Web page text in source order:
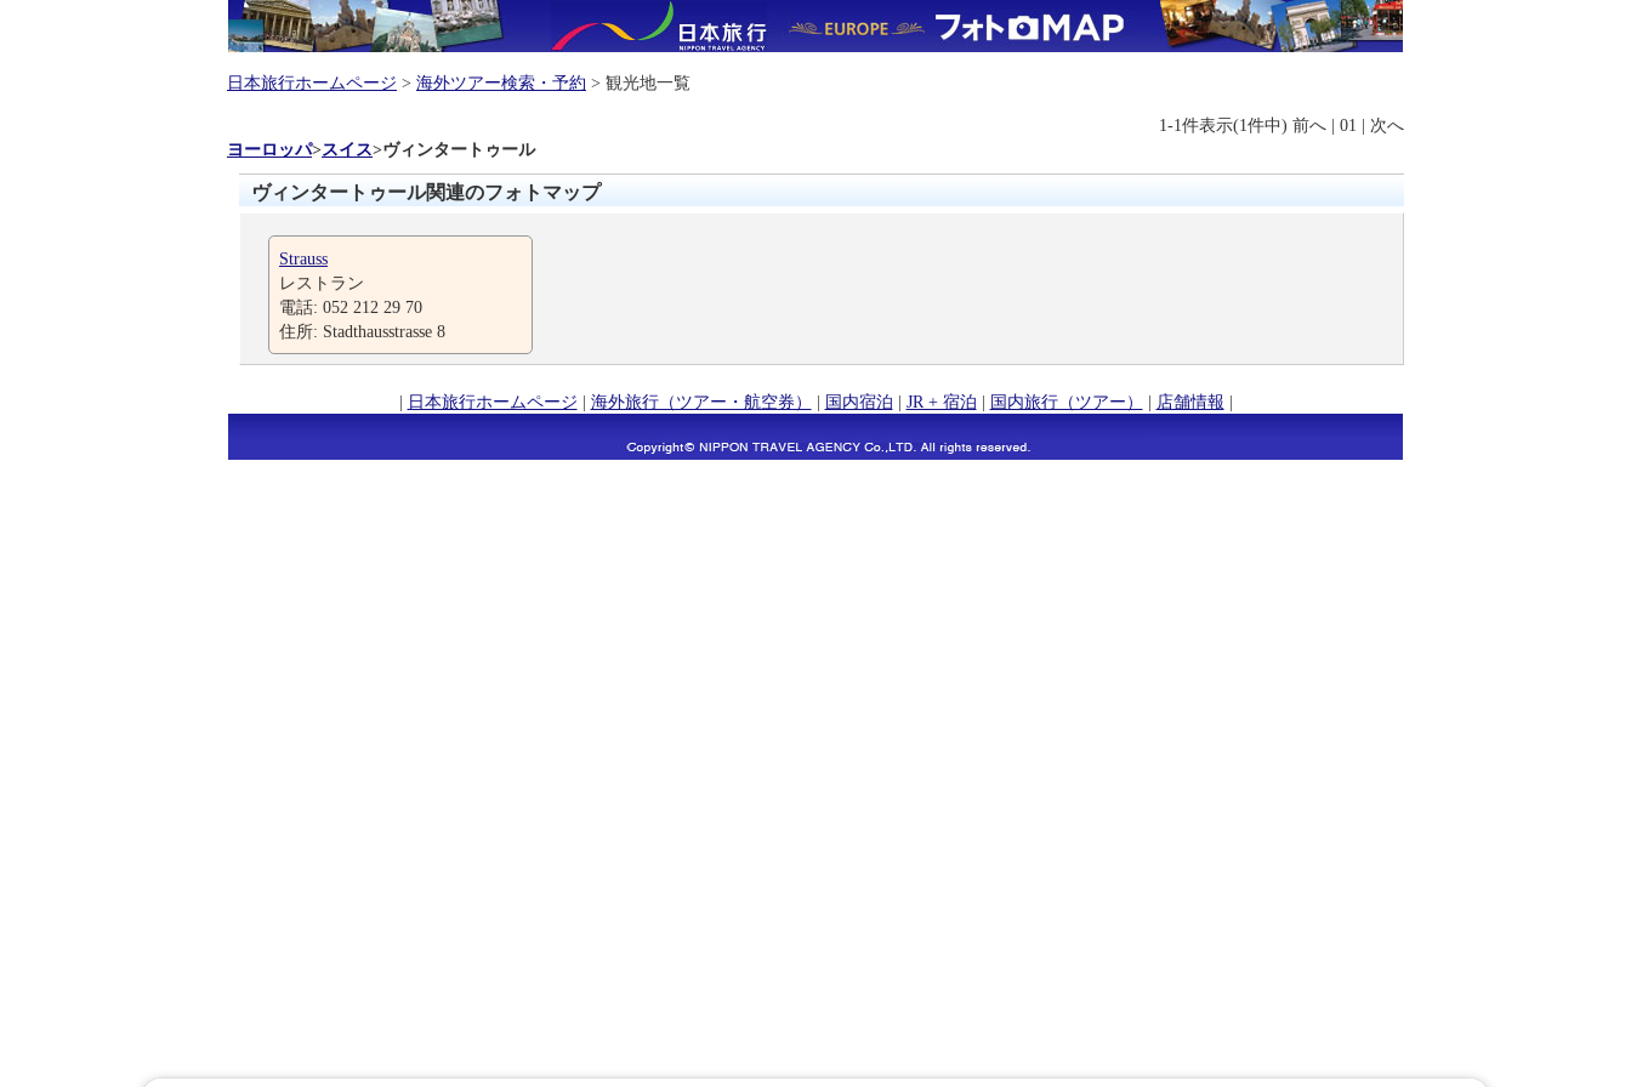
日本旅行ホームページ > 海外ツアー検索・予約 > 観光地一覧
1-1件表示(1件中) 前へ | 01 | 次へ
ヨーロッパ>スイス>ヴィンタートゥール
ヴィンタートゥール関連のフォトマップ
Strauss
レストラン
電話: 052 212 29 70
住所: Stadthausstrasse 8
| 日本旅行ホームページ | 海外旅行（ツアー・航空券） | 国内宿泊 | JR + 宿泊 | 国内旅行（ツアー） | 店舗情報 |